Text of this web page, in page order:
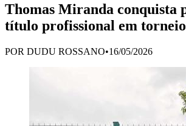
Thomas Miranda conquista
título profissional em
POR DUDU ROSSANO•16/05/2026